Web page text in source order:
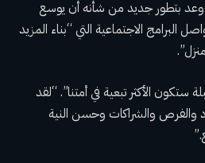
وعد بتطور جديد من شأنه أن يوسع
البرامج الاجتماعية التي “بناء المزيد
الأكثر تبعية في أمتنا”. “لقد
والفرص والشراكات وحسن النية